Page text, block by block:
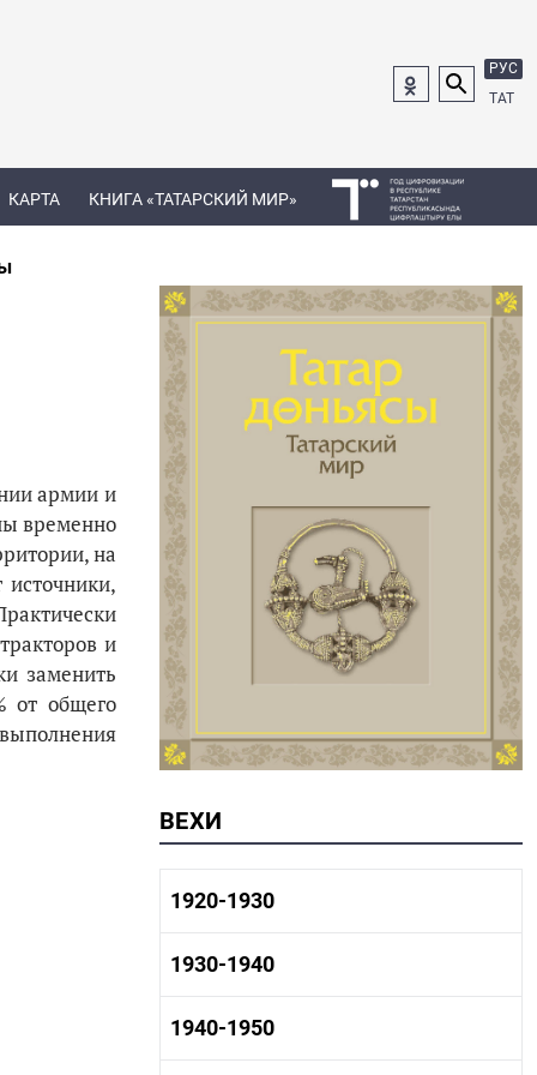
РУС
ТАТ
КАРТА КНИГА «ТАТАРСКИЙ МИР»
армии и
временно
на
и
заменить
от общего
ВЕХИ
1920-1930
1920-1930 история
1920-1930 культура
1930-1940
1930-1940 история
1930-1940 культура
1940-1950